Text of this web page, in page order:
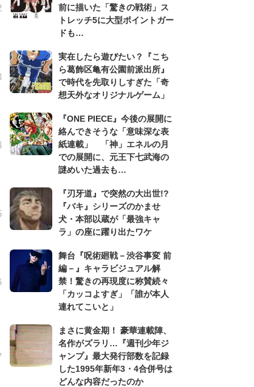
前に描いた「驚きの戦術」ス
トレッチ5に大型ポイントガー
ドも…
実在したら遊びたい？『こち
ら葛飾区亀有公園前派出所』
で時代を先取りしすぎた「奇
想天外なオリジナルゲーム」
『ONE PIECE』今後の展開に
絡んできそうな「意味深な表
紙連載」 「神」エネルの月
での展開に、元王下七武海の
謎めいた過去も…
『刃牙道』で突然の大出世!?
『バキ』シリーズのかませ
犬・本部以蔵が「最強キャ
ラ」の座に躍り出たワケ
舞台『呪術廻戦－渋谷事変 前
編－』キャラビジュアル解
禁！驚きの再現度に称賛続々
「カッコよすぎ」「誰が本人
連れてこいと」
まさに黄金期！ 豪華連載陣、
名作がズラリ…『週刊少年ジ
ャンプ』最大発行部数を記録
した1995年新年3・4合併号は
どんな内容だったのか